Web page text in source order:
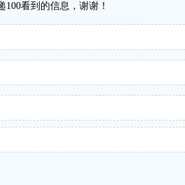
看到的信息，谢谢！